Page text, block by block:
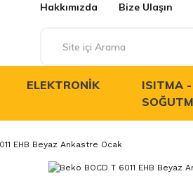
Hakkımızda Bize Ulaşın
ELEKTRONIK
ISITMA -
EHB Beyaz Ankastre Ocak